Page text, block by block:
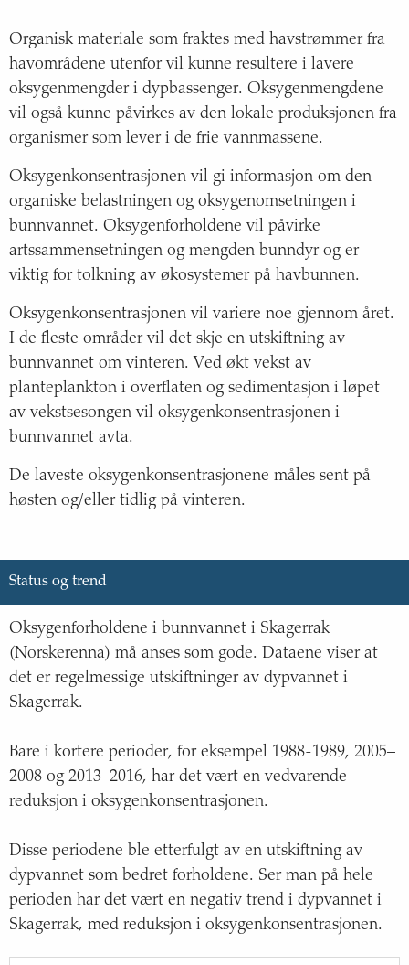
Organisk materiale som fraktes med havstrømmer fra
havområdene utenfor vil kunne resultere i lavere
oksygenmengder i dypbassenger. Oksygenmengdene
vil også kunne påvirkes av den lokale produksjonen fra
organismer som lever i de frie vannmassene.
Oksygenkonsentrasjonen vil gi informasjon om den
organiske belastningen og oksygenomsetningen i
bunnvannet. Oksygenforholdene vil påvirke
artssammensetningen og mengden bunndyr og er
viktig for tolkning av økosystemer på havbunnen.
Oksygenkonsentrasjonen vil variere noe gjennom året.
I de fleste områder vil det skje en utskiftning av
bunnvannet om vinteren. Ved økt vekst av
planteplankton i overflaten og sedimentasjon i løpet
av vekstsesongen vil oksygenkonsentrasjonen i
bunnvannet avta.
De laveste oksygenkonsentrasjonene måles sent på
høsten og/eller tidlig på vinteren.
Status og trend
Oksygenforholdene i bunnvannet i Skagerrak
(Norskerenna) må anses som gode. Dataene viser at
det er regelmessige utskiftninger av dypvannet i
Skagerrak.
Bare i kortere perioder, for eksempel 1988-1989, 2005–
2008 og 2013–2016, har det vært en vedvarende
reduksjon i oksygenkonsentrasjonen.
Disse periodene ble etterfulgt av en utskiftning av
dypvannet som bedret forholdene. Ser man på hele
perioden har det vært en negativ trend i dypvannet i
Skagerrak, med reduksjon i oksygenkonsentrasjonen.